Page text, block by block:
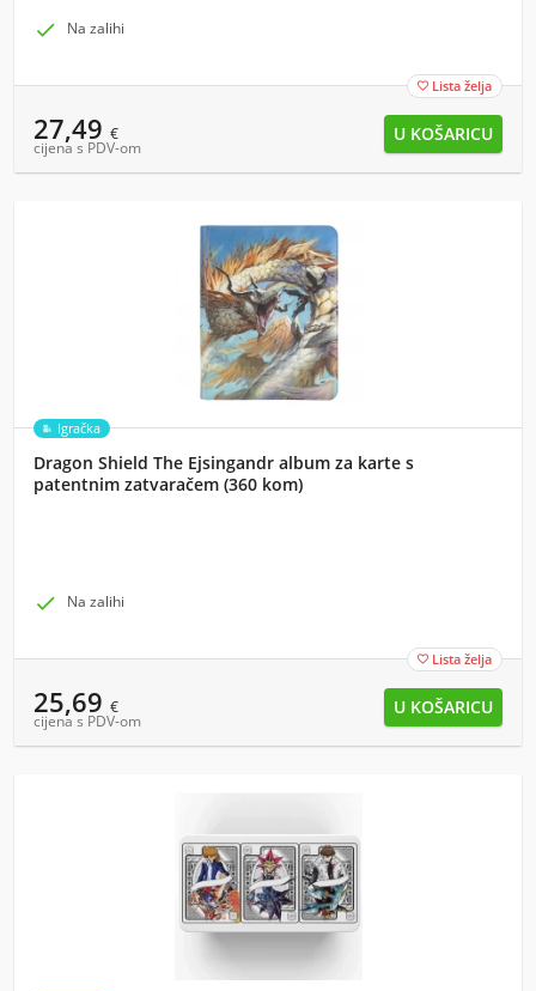
 Na zalihi
 Lista želja
27,49 €
cijena s PDV-om
Igračka
Dragon Shield The Ejsingandr album za karte s
patentnim zatvaračem (360 kom)
 Na zalihi
 Lista želja
25,69 €
cijena s PDV-om